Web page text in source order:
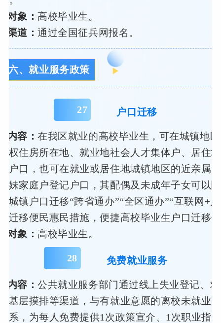
对象： 高校毕业生。
渠道：通过全国征兵网报名。
六、就业服务政策
27 户口迁移
内容：在我区就业的高校毕业生，可在城镇地
权住房所在地、就业地社会人才集体户、居住
户口，也可在就业或居住地城镇地区的近亲属
妹家庭户登记户口，其配偶及未成年子女可以
城镇户口迁移“跨省通办”“全区通办”“互联网+
迁移便民惠民措施，便捷高校毕业生户口迁移
对象： 高校毕业生。
28 免费就业服务
内容：公共就业服务部门通过线上失业登记、
基层摸排等渠道，与有就业意愿的离校未就业
系，为每人免费提供1次政策宣介、1次职业指